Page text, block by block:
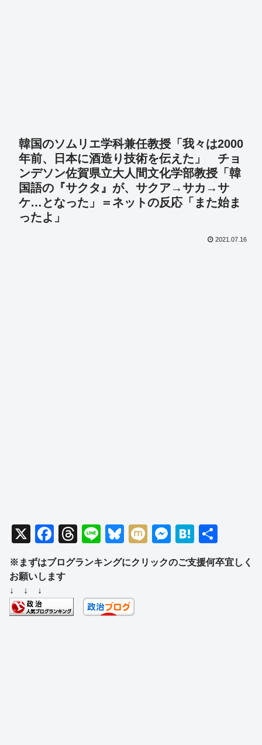
韓国のソムリエ学科兼任教授「我々は2000
年前、日本に酒造り技術を伝えた」 チョ
ンデソン佐賀県立大人間文化学部教授「韓
国語の『サクタ』が、サクア→サカ→サ
ケ…となった」＝ネットの反応「また始ま
ったよ」
2021.07.16
X
F
a
c
b
T
hr
e
d
Li
n
e
Bl
e
y
M
ixi
M
ss
H
at
e
有
※まずはブログランキングにクリックのご支援何卒宜しく
お願いします
↓ ↓ ↓